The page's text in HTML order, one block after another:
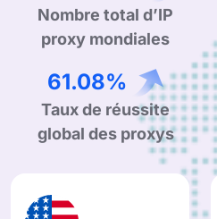
Nombre total d’IP
proxy mondiales
96.24%
Taux de réussite
global des proxys